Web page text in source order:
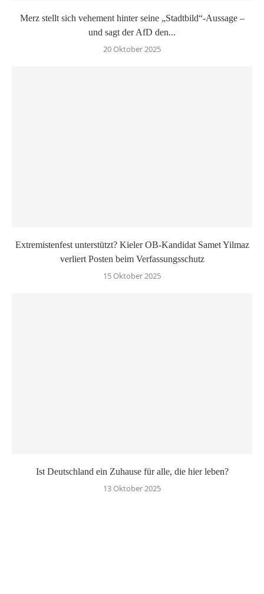
Merz stellt sich vehement hinter seine „Stadtbild“-Aussage –
und sagt der AfD den...
20 Oktober 2025
Extremistenfest unterstützt? Kieler OB-Kandidat Samet Yilmaz
verliert Posten beim Verfassungsschutz
15 Oktober 2025
Ist Deutschland ein Zuhause für alle, die hier leben?
13 Oktober 2025